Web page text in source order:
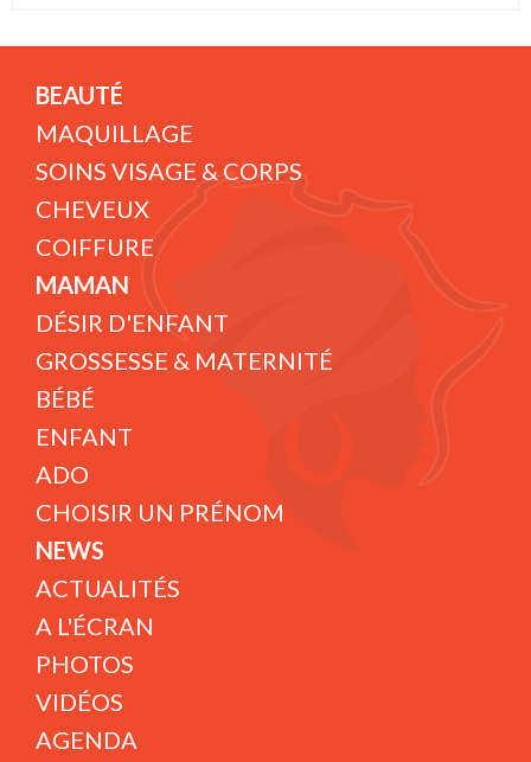
BEAUTÉ
MAQUILLAGE
SOINS VISAGE & CORPS
CHEVEUX
COIFFURE
MAMAN
DÉSIR D'ENFANT
GROSSESSE & MATERNITÉ
BÉBÉ
ENFANT
ADO
CHOISIR UN PRÉNOM
NEWS
ACTUALITÉS
A L'ÉCRAN
PHOTOS
VIDÉOS
AGENDA